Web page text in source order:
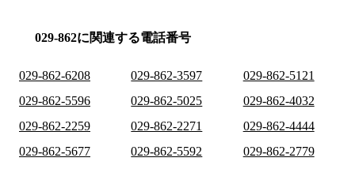
029-862に関連する電話番号
029-862-6208 029-862-3597
029-862-5121
029-862-5596
029-862-5025
029-862-4032
029-862-2259
029-862-2271
029-862-4444
029-862-5677
029-862-5592
029-862-2779